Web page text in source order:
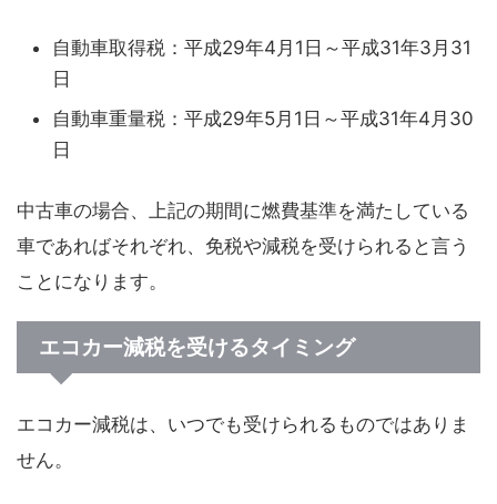
自動車取得税：平成29年4月1日～平成31年3月31
日
自動車重量税：平成29年5月1日～平成31年4月30
日
中古車の場合、上記の期間に燃費基準を満たしている
車であればそれぞれ、免税や減税を受けられると言う
ことになります。
エコカー減税を受けるタイミング
エコカー減税は、いつでも受けられるものではありま
せん。